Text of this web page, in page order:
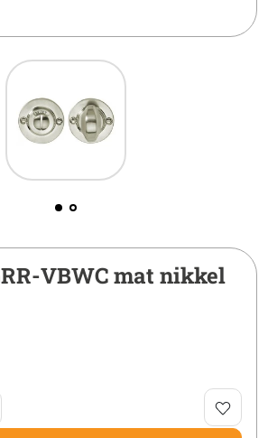
VBWC mat nikkel